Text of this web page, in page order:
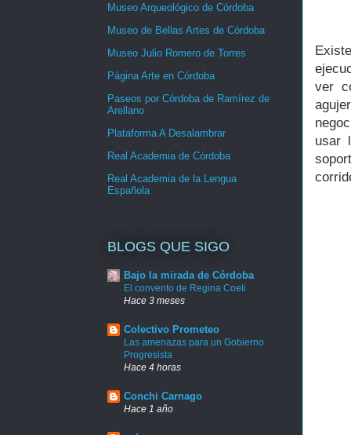
ver
usar
Museo Arqueológico de Córdoba
Museo de Bellas Artes de Córdoba
Museo Julio Romero de Torres
Página Arte en Córdoba
Paseos por Córdoba de Ramírez de
Arellano
Plataforma A Desalambrar
Real Academia de Córdoba
Real Academia de la Lengua
Española
BLOGS QUE SIGO
Bajo la mirada de Córdoba
El convento de Regina Coeli
Hace 3 meses
Colectivo Prometeo
Las amenazas para un Gobierno
Progresista
Hace 4 horas
Conchi Carnago
Hace 1 año